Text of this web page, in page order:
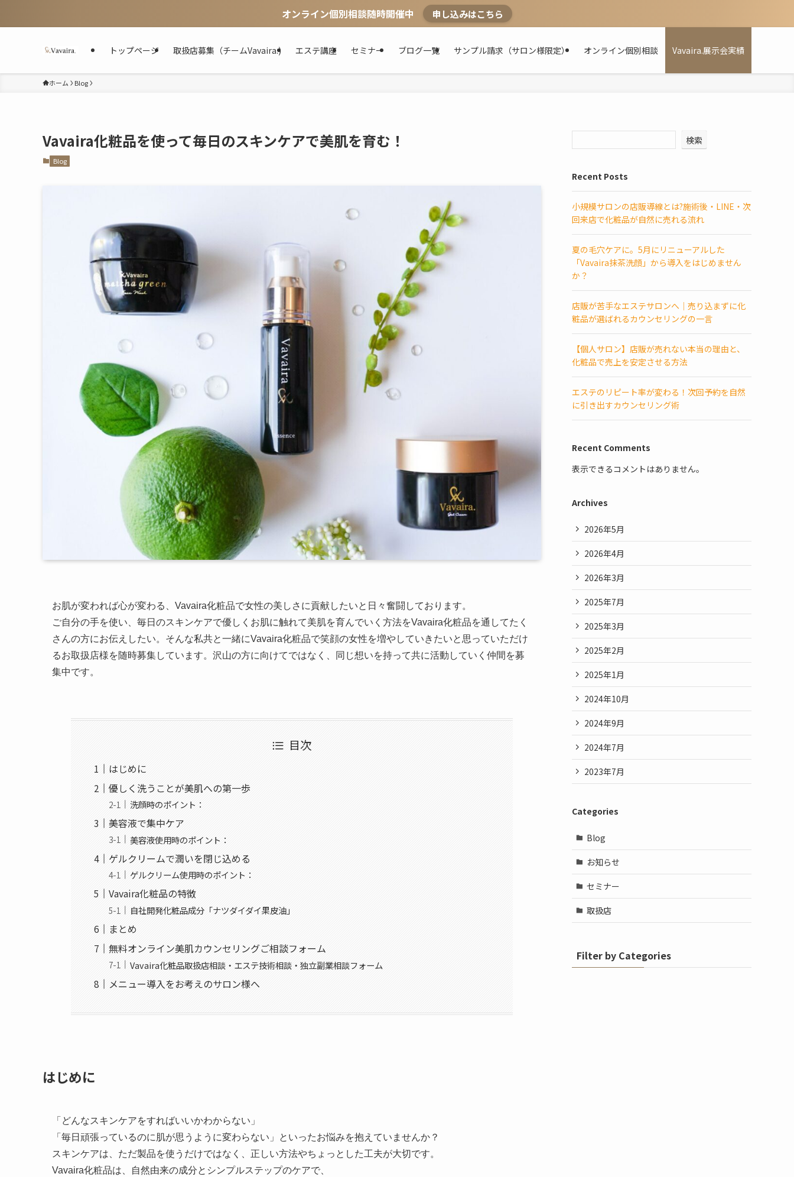
オンライン個別相談随時開催中 申し込みはこちら
トップページ 取扱店募集（チームVavaira.) エステ講座 セミナー ブログ一覧 サンプル請求（サロン様限定） オンライン個別相談 Vavaira.展示会実績
ホーム Blog
Vavaira化粧品を使って毎日のスキンケアで美肌を育む！
Blog
お肌が変われば心が変わる、Vavaira化粧品で女性の美しさに貢献したいと日々奮闘しております。
ご自分の手を使い、毎日のスキンケアで優しくお肌に触れて美肌を育んでいく方法をVavaira化粧品を通してたく
さんの方にお伝えしたい。そんな私共と一緒にVavaira化粧品で笑顔の女性を増やしていきたいと思っていただけ
るお取扱店様を随時募集しています。沢山の方に向けてではなく、同じ想いを持って共に活動していく仲間を募
集中です。
目次
はじめに
優しく洗うことが美肌への第一歩
洗顔時のポイント：
美容液で集中ケア
美容液使用時のポイント：
ゲルクリームで潤いを閉じ込める
ゲルクリーム使用時のポイント：
Vavaira化粧品の特徴
自社開発化粧品成分「ナツダイダイ果皮油」
まとめ
無料オンライン美肌カウンセリングご相談フォーム
Vavaira化粧品取扱店相談・エステ技術相談・独立副業相談フォーム
メニュー導入をお考えのサロン様へ
はじめに
「どんなスキンケアをすればいいかわからない」
「毎日頑張っているのに肌が思うように変わらない」といったお悩みを抱えていませんか？
スキンケアは、ただ製品を使うだけではなく、正しい方法やちょっとした工夫が大切です。
Vavaira化粧品は、自然由来の成分とシンプルステップのケアで、
検索
Recent Posts
小規模サロンの店販導線とは?施術後・LINE・次
回来店で化粧品が自然に売れる流れ
夏の毛穴ケアに。5月にリニューアルした
「Vavaira抹茶洗顔」から導入をはじめません
か？
店販が苦手なエステサロンへ｜売り込まずに化
粧品が選ばれるカウンセリングの一言
【個人サロン】店販が売れない本当の理由と、
化粧品で売上を安定させる方法
エステのリピート率が変わる！次回予約を自然
に引き出すカウンセリング術
Recent Comments
表示できるコメントはありません。
Archives
2026年5月
2026年4月
2026年3月
2025年7月
2025年3月
2025年2月
2025年1月
2024年10月
2024年9月
2024年7月
2023年7月
Categories
Blog
お知らせ
セミナー
取扱店
Filter by Categories